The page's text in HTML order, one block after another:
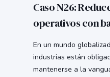
Caso N26:
operativos con
En un mundo
industrias están
mantenerse a la